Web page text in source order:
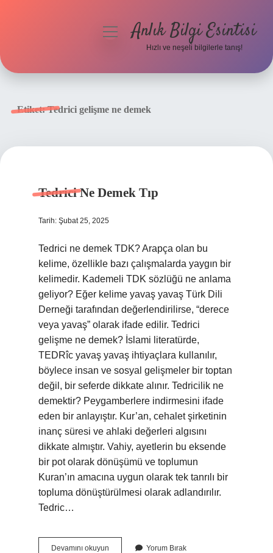
menüyüAnlık Bilgi Esintisi
Hızlı ve neşeli bilgilerle tanış!
Etiket:Tedrici gelişme ne demek
Tedrici Ne Demek Tıp
Tarih: Şubat 25, 2025
Tedrici ne demek TDK? Arapça olan bu
kelime, özellikle bazı çalışmalarda yaygın bir
kelimedir. Kademeli TDK sözlüğü ne anlama
geliyor? Eğer kelime yavaş yavaş Türk Dili
Derneği tarafından değerlendirilirse, “derece
veya yavaş” olarak ifade edilir. Tedrici
gelişme ne demek? İslami literatürde,
TEDRîc yavaş yavaş ihtiyaçlara kullanılır,
böylece insan ve sosyal gelişmeler bir toptan
değil, bir seferde dikkate alınır. Tedricilik ne
demektir? Peygamberlere indirmesini ifade
eden bir anlayıştır. Kur’an, cehalet şirketinin
inanç süresi ve ahlaki değerleri algısını
dikkate almıştır. Vahiy, ayetlerin bu eksende
bir pot olarak dönüşümü ve toplumun
Kuran’ın amacına uygun olarak tek tanrılı bir
topluma dönüştürülmesi olarak adlandırılır.
Tedric…
Devamını okuyun Yorum Bırak